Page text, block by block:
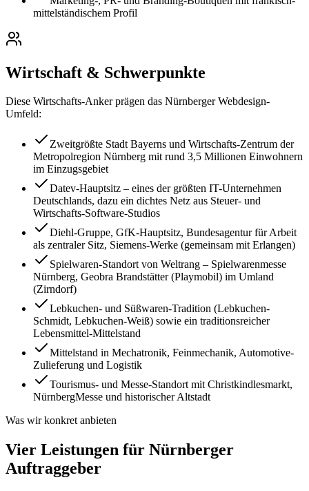
mittelständischem Profil
Wirtschaft & Schwerpunkte
Diese Wirtschafts-Anker prägen das Nürnberger Webdesign-
Umfeld:
Zweitgrößte Stadt Bayerns und Wirtschafts-Zentrum der
Metropolregion Nürnberg mit rund 3,5 Millionen Einwohnern
im Einzugsgebiet
Datev-Hauptsitz – eines der größten IT-Unternehmen
Deutschlands, dazu ein dichtes Netz aus Steuer- und
Wirtschafts-Software-Studios
Diehl-Gruppe, GfK-Hauptsitz, Bundesagentur für Arbeit
als zentraler Sitz, Siemens-Werke (gemeinsam mit Erlangen)
Spielwaren-Standort von Weltrang – Spielwarenmesse
Nürnberg, Geobra Brandstätter (Playmobil) im Umland
(Zirndorf)
Lebkuchen- und Süßwaren-Tradition (Lebkuchen-
Schmidt, Lebkuchen-Weiß) sowie ein traditionsreicher
Lebensmittel-Mittelstand
Mittelstand in Mechatronik, Feinmechanik, Automotive-
Zulieferung und Logistik
Tourismus- und Messe-Standort mit Christkindlesmarkt,
NürnbergMesse und historischer Altstadt
Was wir konkret anbieten
Vier Leistungen für Nürnberger
Auftraggeber